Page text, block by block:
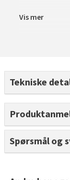
Bli inspirert av
Vis mer
Tekniske
Spørsmål og